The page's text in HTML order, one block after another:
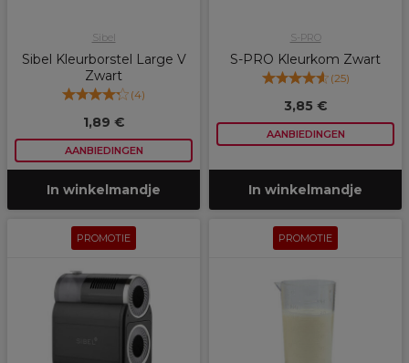
Sibel
Sibel Kleurborstel Large V
Zwart
(4)
1,89 €
AANBIEDINGEN
In winkelmandje
S-PRO
S-PRO Kleurkom Zwart
(25)
3,85 €
AANBIEDINGEN
In winkelmandje
PROMOTIE PROMOTIE